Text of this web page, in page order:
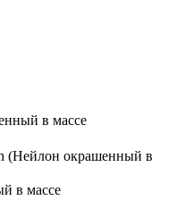
в массе
(Нейлон окрашенный в
в массе